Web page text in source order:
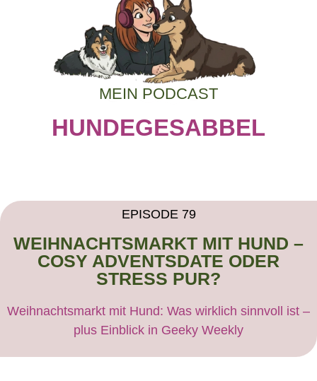
MEIN PODCAST
HUNDEGESABBEL
EPISODE 79
WEIHNACHTSMARKT MIT HUND –
COSY ADVENTSDATE ODER
STRESS PUR?
Weihnachtsmarkt mit Hund: Was wirklich sinnvoll ist –
plus Einblick in Geeky Weekly